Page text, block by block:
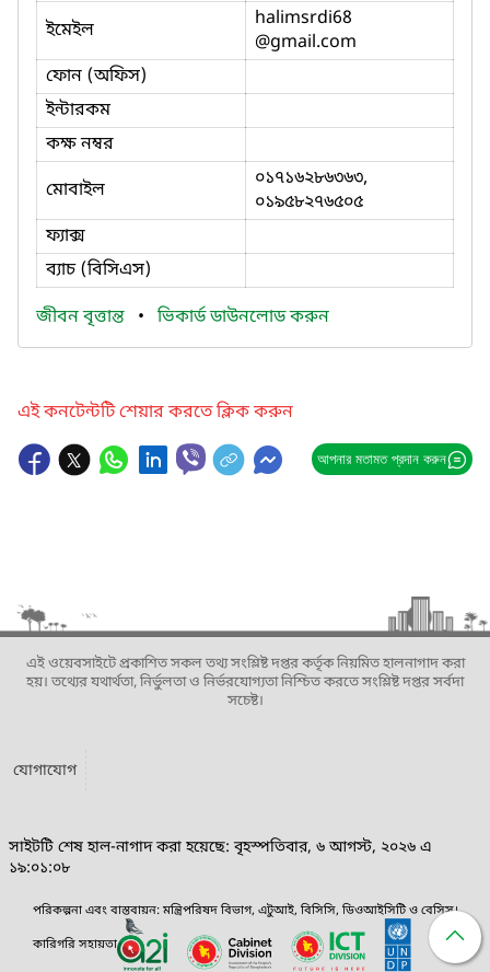
ইমেইল
halimsrdi68
@gmail.com
ফোন (অফিস)
ইন্টারকম
কক্ষ নম্বর
মোবাইল
০১৭১৬২৮৬৩৬৩,
০১৯৫৮২৭৬৫০৫
ফ্যাক্স
ব্যাচ (বিসিএস)
জীবন বৃত্তান্ত • ভিকার্ড ডাউনলোড করুন
এই কনটেন্টটি শেয়ার করতে ক্লিক করুন
আপনার মতামত প্রদান করুন
এই ওয়েবসাইটে প্রকাশিত সকল তথ্য সংশ্লিষ্ট দপ্তর কর্তৃক নিয়মিত হালনাগাদ করা
হয়। তথ্যের যথার্থতা, নির্ভুলতা ও নির্ভরযোগ্যতা নিশ্চিত করতে সংশ্লিষ্ট দপ্তর সর্বদা
সচেষ্ট।
যোগাযোগ
সাইটটি শেষ হাল-নাগাদ করা হয়েছে: বৃহস্পতিবার, ৬ আগস্ট, ২০২৬ এ
১৯:০১:০৮
পরিকল্পনা এবং বাস্তবায়ন: মন্ত্রিপরিষদ বিভাগ, এটুআই, বিসিসি, ডিওআইসিটি ও বেসিস।
কারিগরি সহায়তা